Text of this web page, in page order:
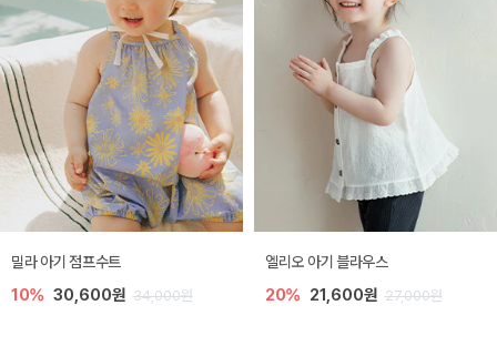
밀라 아기 점프수트
10% 30,600원 34,000원
엘리오 아기 블라우스
20% 21,600원 27,000원